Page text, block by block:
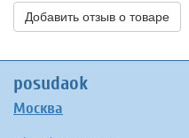
Добавить отзыв о товаре
posudaok
Москва